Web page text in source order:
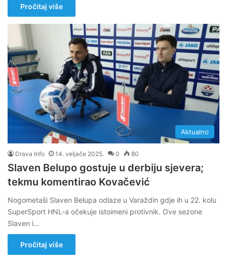
Pročitaj više
Aktualno
Drava Info 14. veljače 2025. 0 80
Slaven Belupo gostuje u derbiju sjevera;
tekmu komentirao Kovačević
Nogometaši Slaven Belupa odlaze u Varaždin gdje ih u 22. kolu
SuperSport HNL-a očekuje istoimeni protivnik. Ove sezone
Slaven i…
Pročitaj više